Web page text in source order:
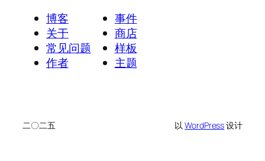
博客
关于
常见问题
作者
事件
商店
样板
主题
二〇二五 以WordPress设计